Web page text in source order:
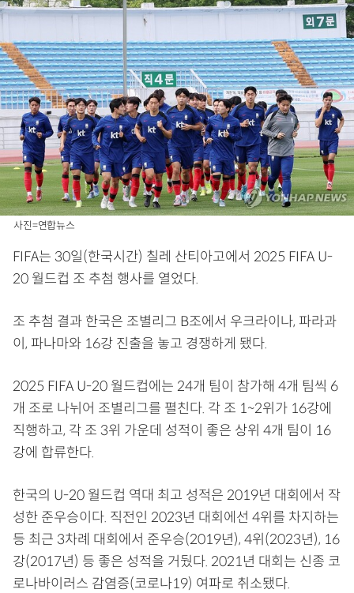
사진=연합뉴스
FIFA는 30일(한국시간) 칠레 산티아고에서 2025 FIFA U-
20 월드컵 조 추첨 행사를 열었다.
조 추첨 결과 한국은 조별리그 B조에서 우크라이나, 파라과
이, 파나마와 16강 진출을 놓고 경쟁하게 됐다.
2025 FIFA U-20 월드컵에는 24개 팀이 참가해 4개 팀씩 6
개 조로 나뉘어 조별리그를 펼친다. 각 조 1~2위가 16강에
직행하고, 각 조 3위 가운데 성적이 좋은 상위 4개 팀이 16
강에 합류한다.
한국의 U-20 월드컵 역대 최고 성적은 2019년 대회에서 작
성한 준우승이다. 직전인 2023년 대회에선 4위를 차지하는
등 최근 3차례 대회에서 준우승(2019년), 4위(2023년), 16
강(2017년) 등 좋은 성적을 거뒀다. 2021년 대회는 신종 코
로나바이러스 감염증(코로나19) 여파로 취소됐다.